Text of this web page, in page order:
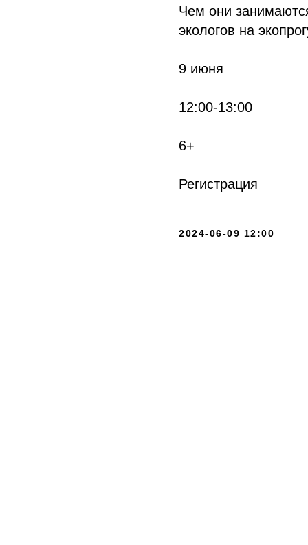
Чем они
экологов на
9 июня
12:00-13:00
6+
Регистрация
2024-06-09 12:00